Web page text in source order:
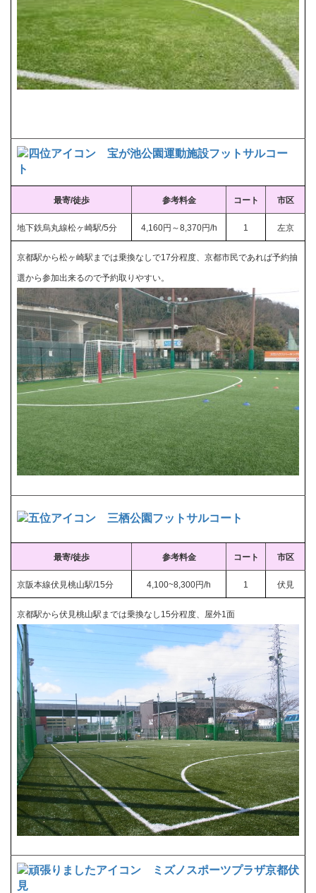
宝が池公園運動施設フットサルコー
ト
最寄/徒歩 参考料金 コート 市区
地下鉄烏丸線松ヶ崎駅/5分 4,160円～8,370円/h 1 左京
京都駅から松ヶ崎駅までは乗換なしで17分程度、京都市民であれば予約抽
選から参加出来るので予約取りやすい。
三栖公園フットサルコート
最寄/徒歩 参考料金 コート 市区
京阪本線伏見桃山駅/15分 4,100~8,300円/h 1 伏見
京都駅から伏見桃山駅までは乗換なし15分程度、屋外1面
ミズノスポーツプラザ京都伏
見